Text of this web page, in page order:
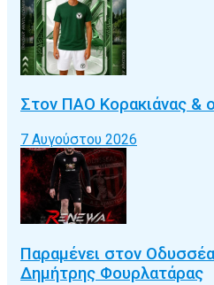
Στον ΠΑΟ Κορακιάνας &
7 Αυγούστου 2026
Παραμένει στον
Δημήτρης Φουρλατάρας